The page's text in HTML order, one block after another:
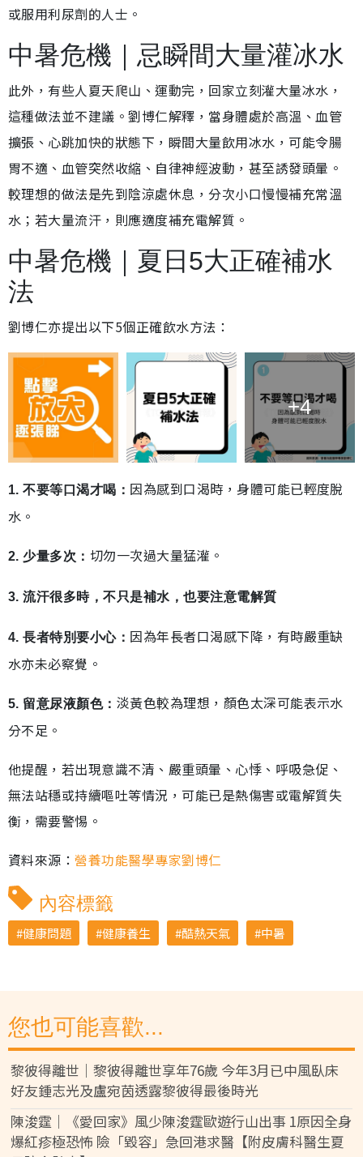
或服用利尿劑的人士。
中暑危機｜忌瞬間大量灌冰水
此外，有些人夏天爬山、運動完，回家立刻灌大量冰水，
這種做法並不建議。劉博仁解釋，當身體處於高溫、血管
擴張、心跳加快的狀態下，瞬間大量飲用冰水，可能令腸
胃不適、血管突然收縮、自律神經波動，甚至誘發頭暈。
較理想的做法是先到陰涼處休息，分次小口慢慢補充常溫
水；若大量流汗，則應適度補充電解質。
中暑危機｜夏日5大正確補水
法
劉博仁亦提出以下5個正確飲水方法：
+4
1. 不要等口渴才喝： 因為感到口渴時，身體可能已輕度脫
水。
2. 少量多次： 切勿一次過大量猛灌。
3. 流汗很多時，不只是補水，也要注意電解質
4. 長者特別要小心： 因為年長者口渴感下降，有時嚴重缺
水亦未必察覺。
5. 留意尿液顏色： 淡黃色較為理想，顏色太深可能表示水
分不足。
他提醒，若出現意識不清、嚴重頭暈、心悸、呼吸急促、
無法站穩或持續嘔吐等情況，可能已是熱傷害或電解質失
衡，需要警惕。
資料來源：營養功能醫學專家劉博仁
內容標籤
健康問題 健康養生 酷熱天氣 中暑
您也可能喜歡...
黎彼得離世｜黎彼得離世享年76歲 今年3月已中風臥床
好友鍾志光及盧宛茵透露黎彼得最後時光
陳浚霆｜《愛回家》風少陳浚霆歐遊行山出事 1原因全身
爆紅疹極恐怖 險「毀容」急回港求醫【附皮膚科醫生夏